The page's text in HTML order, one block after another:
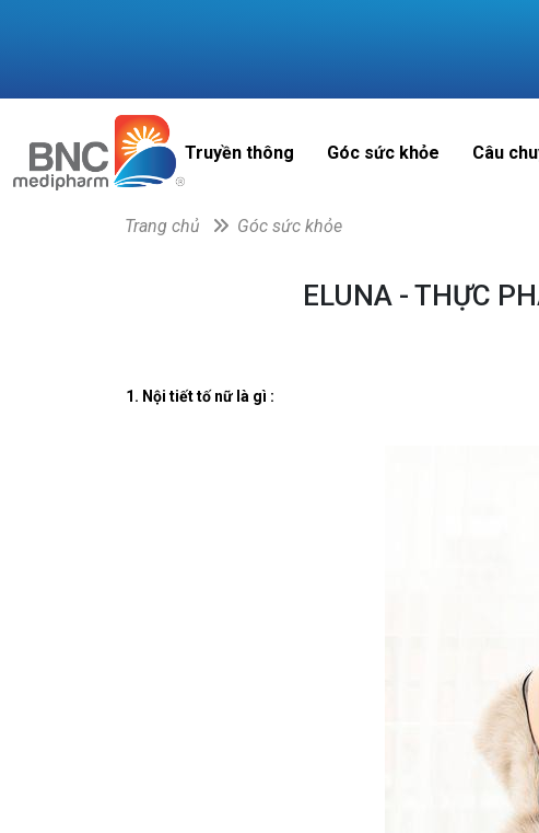
Truyền thông Góc sức khỏe Câu
Trang chủ Góc sức khỏe
ELUNA - THỰC
1. Nội tiết tố nữ là gì :